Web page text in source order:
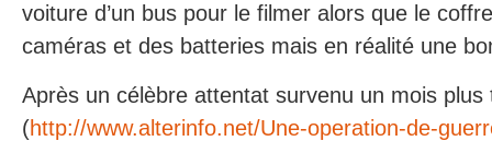
voiture d’un bus pour le filmer alors que le
caméras et des batteries mais en réalité une
Après un célèbre attentat survenu un mois plus
(http://www.alterinfo.net/Une-operation-de-